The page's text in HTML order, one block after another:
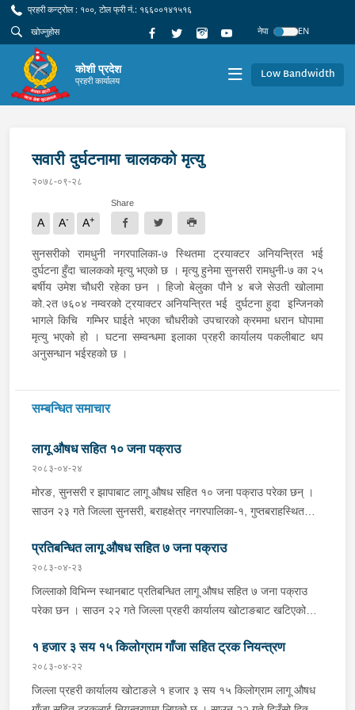
प्रहरी कन्ट्रोल : १००, टोल फ्री नं.: १६६००१४१५१६
नेपा
EN
कोशी प्रदेश
प्रहरी कार्यालय Low Bandwidth
सवारी दुर्घटनामा चालकको मृत्यु
२०७८-०९-२८
A A- A+
Share
सुनसरीको रामधुनी नगरपालिका-७ स्थितमा ट्रयाक्टर अनियन्त्रित भई
दुर्घटना हुँदा चालकको मृत्यु भएको छ । मृत्यु हुनेमा सुनसरी रामधुनी-७ का २५
बर्षीय उमेश चौधरी रहेका छन । हिजो बेलुका पौने ४ बजे सेउती खोलामा
को.२त ७६०४ नम्वरको ट्रयाक्टर अनियन्त्रित भई दुर्घटना हुदा इन्जिनको
भागले किचि गम्भिर घाईते भएका चौधरीको उपचारको क्रममा धरान घोपामा
मृत्यु भएको हो । घटना सम्वन्धमा इलाका प्रहरी कार्यालय पकलीबाट थप
अनुसन्धान भईरहको छ ।
सम्बन्धित समाचार
लागू औषध सहित १० जना पक्राउ
२०८३-०४-२४
मोरङ, सुनसरी र झापाबाट लागू औषध सहित १० जना पक्राउ परेका छन् ।
साउन २३ गते जिल्ला सुनसरी, बराहक्षेत्र नगरपालिका-१, गुप्तबराहस्थित
चतरातर्फ आउँदै गरेको प्र.१-०२-००२ च ४८५१ नम्बरको कार र को ११ प
५६०१ नम्बरको मोटरसाइकललाई चेकजाँच गर्दा उक्त कारभित्र २२ वटा
प्लाष्टिकका पोकामा लुकाई राखेको ४१८ किलो गाँजा फेला पारी कार चालक
जिल्ला सुनसरी, धरान उपमहानगरपालिका-१३ का ३४ वर्षीय थमन राई, सोही
जिवनी राई, मोटरसाइकल चालक जिल्ला मोरङ, कटहरी गाउँपालिका-३ का
२६ वर्षीय अमर कामत र मोटरसाइकलमा पछाडि सवार सोही स्थानका ३८
वर्षीय शंकर चौधरीलाई पक्राउ गरिएको छ भने जिल्ला सुनसरी, धरान
उपमहानगरपालिका-११ स्थित रिटिङ टोलमा अस्थायी प्रहरी चौकी रेल्वेबाट
प्रतिबन्धित लागू औषध सहित ७ जना पक्राउ
२०८३-०४-२३
जिल्लाको विभिन्न स्थानबाट प्रतिबन्धित लागू औषध सहित ७ जना पक्राउ
परेका छन । साउन २२ गते जिल्ला प्रहरी कार्यालय खोटाङबाट खटिएको
स्थित मध्यपहाडी लोकमार्गको जंगलमा शंकास्पद अवस्थामा रोकिराखेको
प्र.१-०२-००२ ख ००८३ नम्बरको ट्रक चेकजाँच गर्दा चालक बस्ने भाग र
पछाडिको डालाको बिचमा फल्स बटम बनाई लुकाई छिपाई राखेको अवस्थामा
१३ सय १५ किलो गाँजा फेला पारी ट्रक नियन्त्रणमा लिएको छ । त्यसैगरी
१ हजार ३ सय १५ किलोग्राम गाँजा सहित ट्रक नियन्त्रण
२०८३-०४-२२
जिल्ला प्रहरी कार्यालय खोटाङले १ हजार ३ सय १५ किलोग्राम लागू औषध